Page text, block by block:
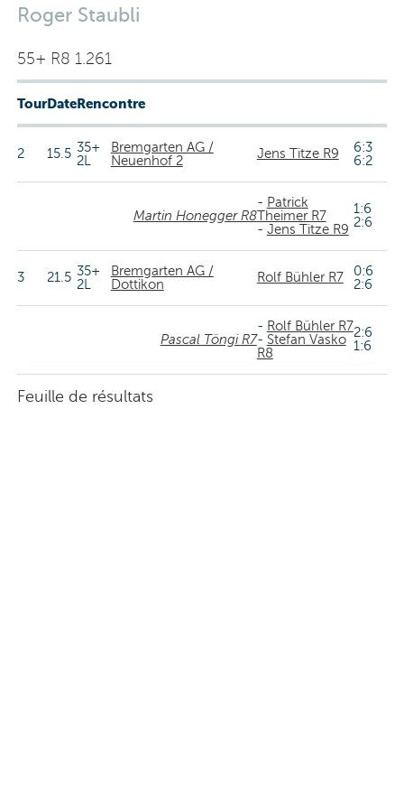
Roger Staubli
55+ R8 1.261
TourDateRencontre
2 15.5 35+
2L
Bremgarten AG /
Neuenhof 2
Jens Titze R9
6:3
6:2
Martin Honegger R8
- Patrick
Theimer R7
- Jens Titze R9
1:6
2:6
3 21.5 35+
2L
Bremgarten AG /
Dottikon
Rolf Bühler R7
0:6
2:6
Pascal Töngi R7
- Rolf Bühler R7
- Stefan Vasko
R8
2:6
1:6
Feuille de résultats